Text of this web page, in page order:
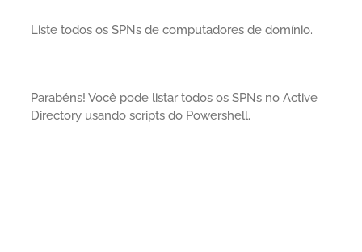
Liste todos os SPNs de computadores de domínio.
Parabéns! Você pode listar todos os SPNs no Active
Directory usando scripts do Powershell.